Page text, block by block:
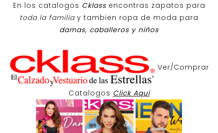
En los catalogos Cklass encontras zapatos para
toda la familiay tambien ropa de moda para
damas, caballeros y niños
Ver/Comprar
Catalogos Click Aqui